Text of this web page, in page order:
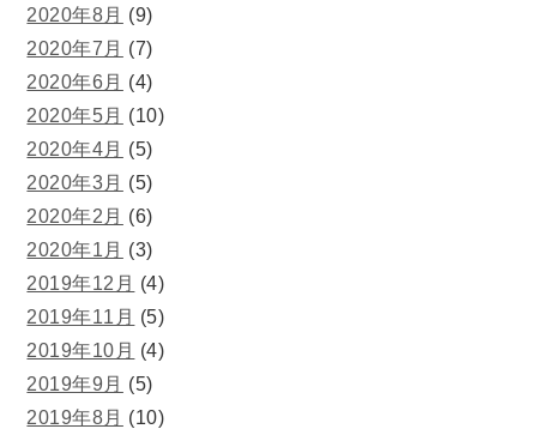
2020年8月 (9)
2020年7月 (7)
2020年6月 (4)
2020年5月 (10)
2020年4月 (5)
2020年3月 (5)
2020年2月 (6)
2020年1月 (3)
2019年12月 (4)
2019年11月 (5)
2019年10月 (4)
2019年9月 (5)
2019年8月 (10)